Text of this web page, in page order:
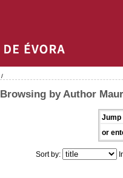
/
Browsing by Author
Jump
or
Sort by: